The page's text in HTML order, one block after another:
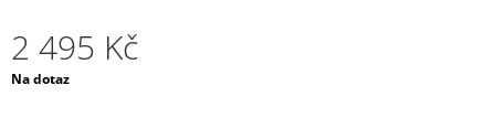
2 495 Kč
Měrná
Na dotaz
Č
U
J